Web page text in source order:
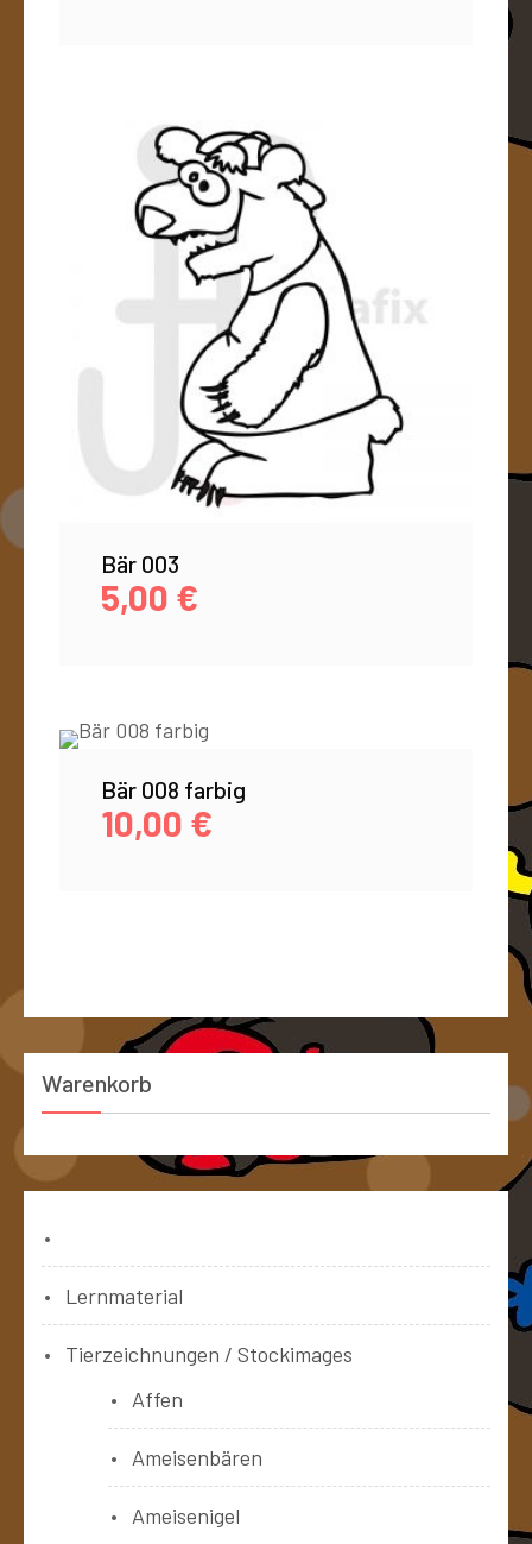
Bär 003
5,00 €
Bär 008 farbig
10,00 €
Warenkorb
Lernmaterial
Tierzeichnungen / Stockimages
Affen
Ameisenbären
Ameisenigel